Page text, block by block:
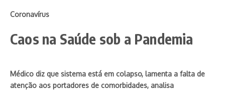
Coronavírus
Caos na Saúde sob a Pandemia
Médico diz que sistema está em colapso, lamenta a falta de
atenção aos portadores de comorbidades, analisa